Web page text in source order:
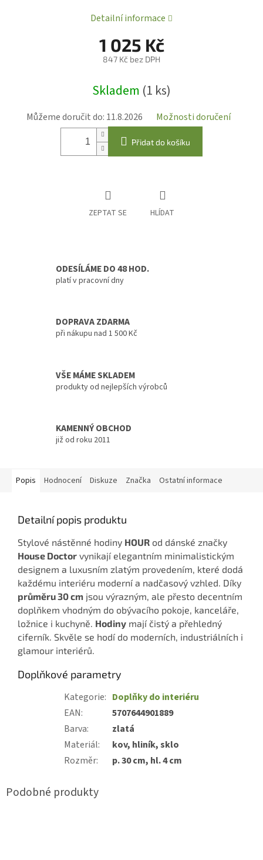
1 025 Kč
847 Kč bez DPH
cena:
Skladem (1 ks)
Můžeme doručit do: 11.8.2026 Možnosti doručení
Přidat do košíku
Detailní informace
ZEPTAT SE HLÍDAT
ODESÍLÁME DO 48 HOD.
platí v pracovní dny
DOPRAVA ZDARMA
při nákupu nad 1 500 Kč
VŠE MÁME SKLADEM
produkty od nejlepších výrobců
KAMENNÝ OBCHOD
již od roku 2011
Popis Hodnocení Diskuze Značka Ostatní informace
Detailní popis produktu
Stylové nástěnné hodiny HOUR od dánské značky
House Doctor vynikají elegantním minimalistickým
designem a luxusním zlatým provedením, které dodá
každému interiéru moderní a nadčasový vzhled. Díky
průměru 30 cm jsou výrazným, ale přesto decentním
doplňkem vhodným do obývacího pokoje, kanceláře,
ložnice i kuchyně. Hodiny mají čistý a přehledný
ciferník. Skvěle se hodí do moderních, industriálních i
glamour interiérů.
Doplňkové parametry
Kategorie: Doplňky do interiéru
EAN:
5707644901889
Barva:
zlatá
Materiál:
kov, hliník, sklo
Rozměr: p. 30 cm, hl. 4 cm